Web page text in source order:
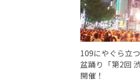
109にやぐら立
盆踊り「第2回
開催！